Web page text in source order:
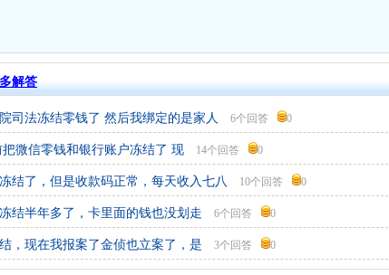
解答
司法冻结零钱了 然后我绑定的是家人 6个回答 0
微信零钱和银行账户冻结了 现 14个回答 0
结了，但是收款码正常，每天收入七八 10个回答 0
结半年多了，卡里面的钱也没划走 6个回答 0
，现在我报案了金侦也立案了，是 3个回答 0